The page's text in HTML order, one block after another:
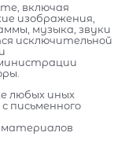
включая
изображения,
музыка, звуки
исключительной
любых иных
письменного
материалов